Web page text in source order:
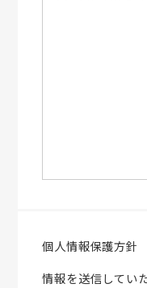
個人情報保護方
情報を送信してい